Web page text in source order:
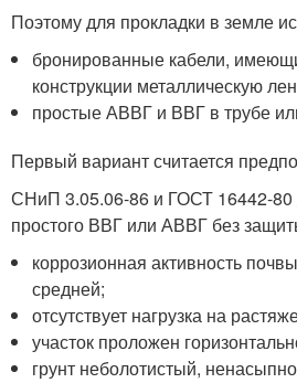
Поэтому для прокладки в земле
бронированные кабели,
конструкции металлическую
простые АВВГ и ВВГ в трубе
Первый вариант считается
СНиП 3.05.06-86 и ГОСТ 16442-80
простого ВВГ или АВВГ без
коррозионная активность
средней;
отсутствует нагрузка на
участок проложен
грунт неболотистый,